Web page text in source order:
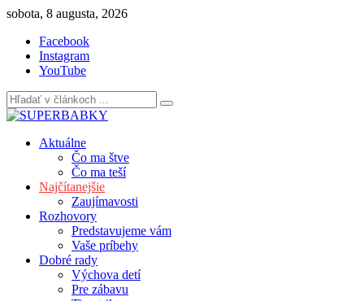
Skip
content
sobota, 8 augusta, 2026
Facebook
Instagram
YouTube
Aktuálne
Čo ma štve
Čo ma teší
Najčítanejšie
Zaujímavosti
Rozhovory
Predstavujeme vám
Vaše príbehy
Dobré rady
Výchova detí
Pre zábavu